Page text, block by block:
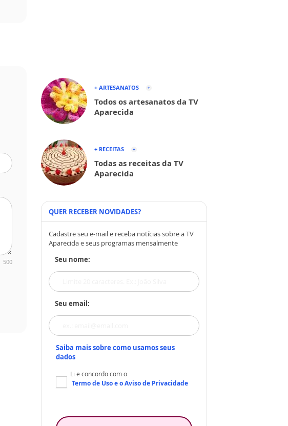
500
+ ARTESANATOS
Todos os artesanatos da TV
Aparecida
+ RECEITAS
Todas as receitas da TV
Aparecida
QUER RECEBER NOVIDADES?
Cadastre seu e-mail e receba notícias sobre a TV
Aparecida e seus programas mensalmente
Seu nome:
Seu email:
Saiba mais sobre como usamos seus
dados
Li e concordo com o
Termo de Usoe oAviso de Privacidade